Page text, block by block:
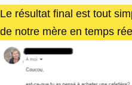
Le résultat final est tout
de notre mère en temps